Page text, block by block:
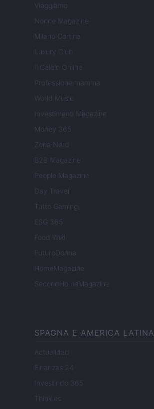
Viaggiamo
Nonne Magazine
Milano Cortina
Luxury Club
Il Calcio Online
Professione mamma
World Music
Investimenti Magazine
Money 365
Zona Nerd
B2B Magazine
People Magazine
Day Travel
Tutto Gaming
ESG 365
Food Wiki
FuturoDonna
HomeMagazine
SecondHomeMagazine
SPAGNA E AMERICA LATINA
Actualidad
Finanzas 24
Investindo 365
Think.es